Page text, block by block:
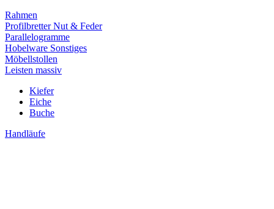
Rahmen
Profilbretter Nut & Feder
Parallelogramme
Hobelware Sonstiges
Möbellstollen
Leisten massiv
Kiefer
Eiche
Buche
Handläufe